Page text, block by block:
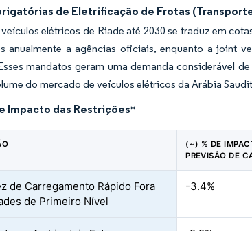
de Eletrificação de Frotas
elétricos de Riade até 2030 se traduz em
anualmente a agências oficiais, enquanto a joint
mandatos geram uma demanda considerável
do mercado de veículos elétricos da Arábia
Impacto das Restrições*
(~) % DE
PREVISÃO DE
de Carregamento Rápido Fora
de Primeiro Nível
-3.4%